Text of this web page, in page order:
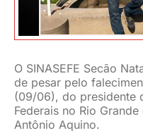
O SINASEFE Secão
de pesar pelo
(09/06), do presidente
Federais no Rio
Antônio Aquino.